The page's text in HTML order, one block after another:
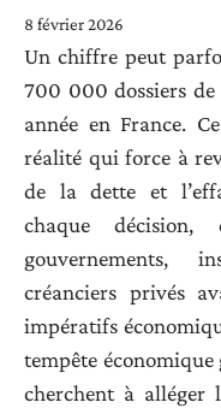
8 février 2026
Un chiffre peut
700 000 dossiers de
année en France.
réalité qui force à
de la dette et
chaque décision,
gouvernements,
créanciers privés
impératifs
tempête économique
cherchent à alléger